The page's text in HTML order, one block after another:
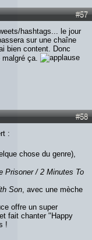
#57
hashtags... le jour
sur une chaîne
bien content. Donc
ça.
#58
:
chose du genre),
Prisoner / 2 Minutes To
Son , avec une mèche
offre un super
fait chanter "Happy
!